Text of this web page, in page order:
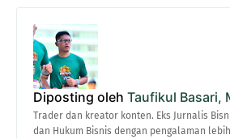
Diposting oleh Taufikul Basari,
Trader dan kreator konten. Eks Jurnalis
dan Hukum Bisnis dengan pengalaman